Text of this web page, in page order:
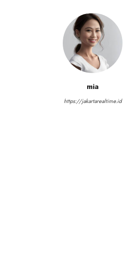
mia
https://jakartarealtime.id